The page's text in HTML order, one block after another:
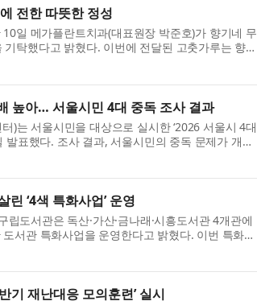
전한 따뜻한 정성
일 메가플란트치과(대표원장 박준호)가 향기네 무
탁했다고 밝혔다. 이번에 전달된 고춧가루는 향기
약계층을 위한 무료급식 식재료로 사용될 예정...
높아… 서울시민 4대 중독 조사 결과
)는 서울시민을 대상으로 실시한 ‘2026 서울시 4대
발표했다. 조사 결과, 서울시민의 중독 문제가 개인
된 것으로 나타났다. 서울시민 외로움 고위...
‘4색 특화사업’ 운영
도서관은 독산·가산·금나래·시흥도서관 4개관에
서관 특화사업을 운영한다고 밝혔다. 이번 특화사
, 주민이 가까운 도서관에서 자신의 삶과 지역...
기 재난대응 모의훈련’ 실시